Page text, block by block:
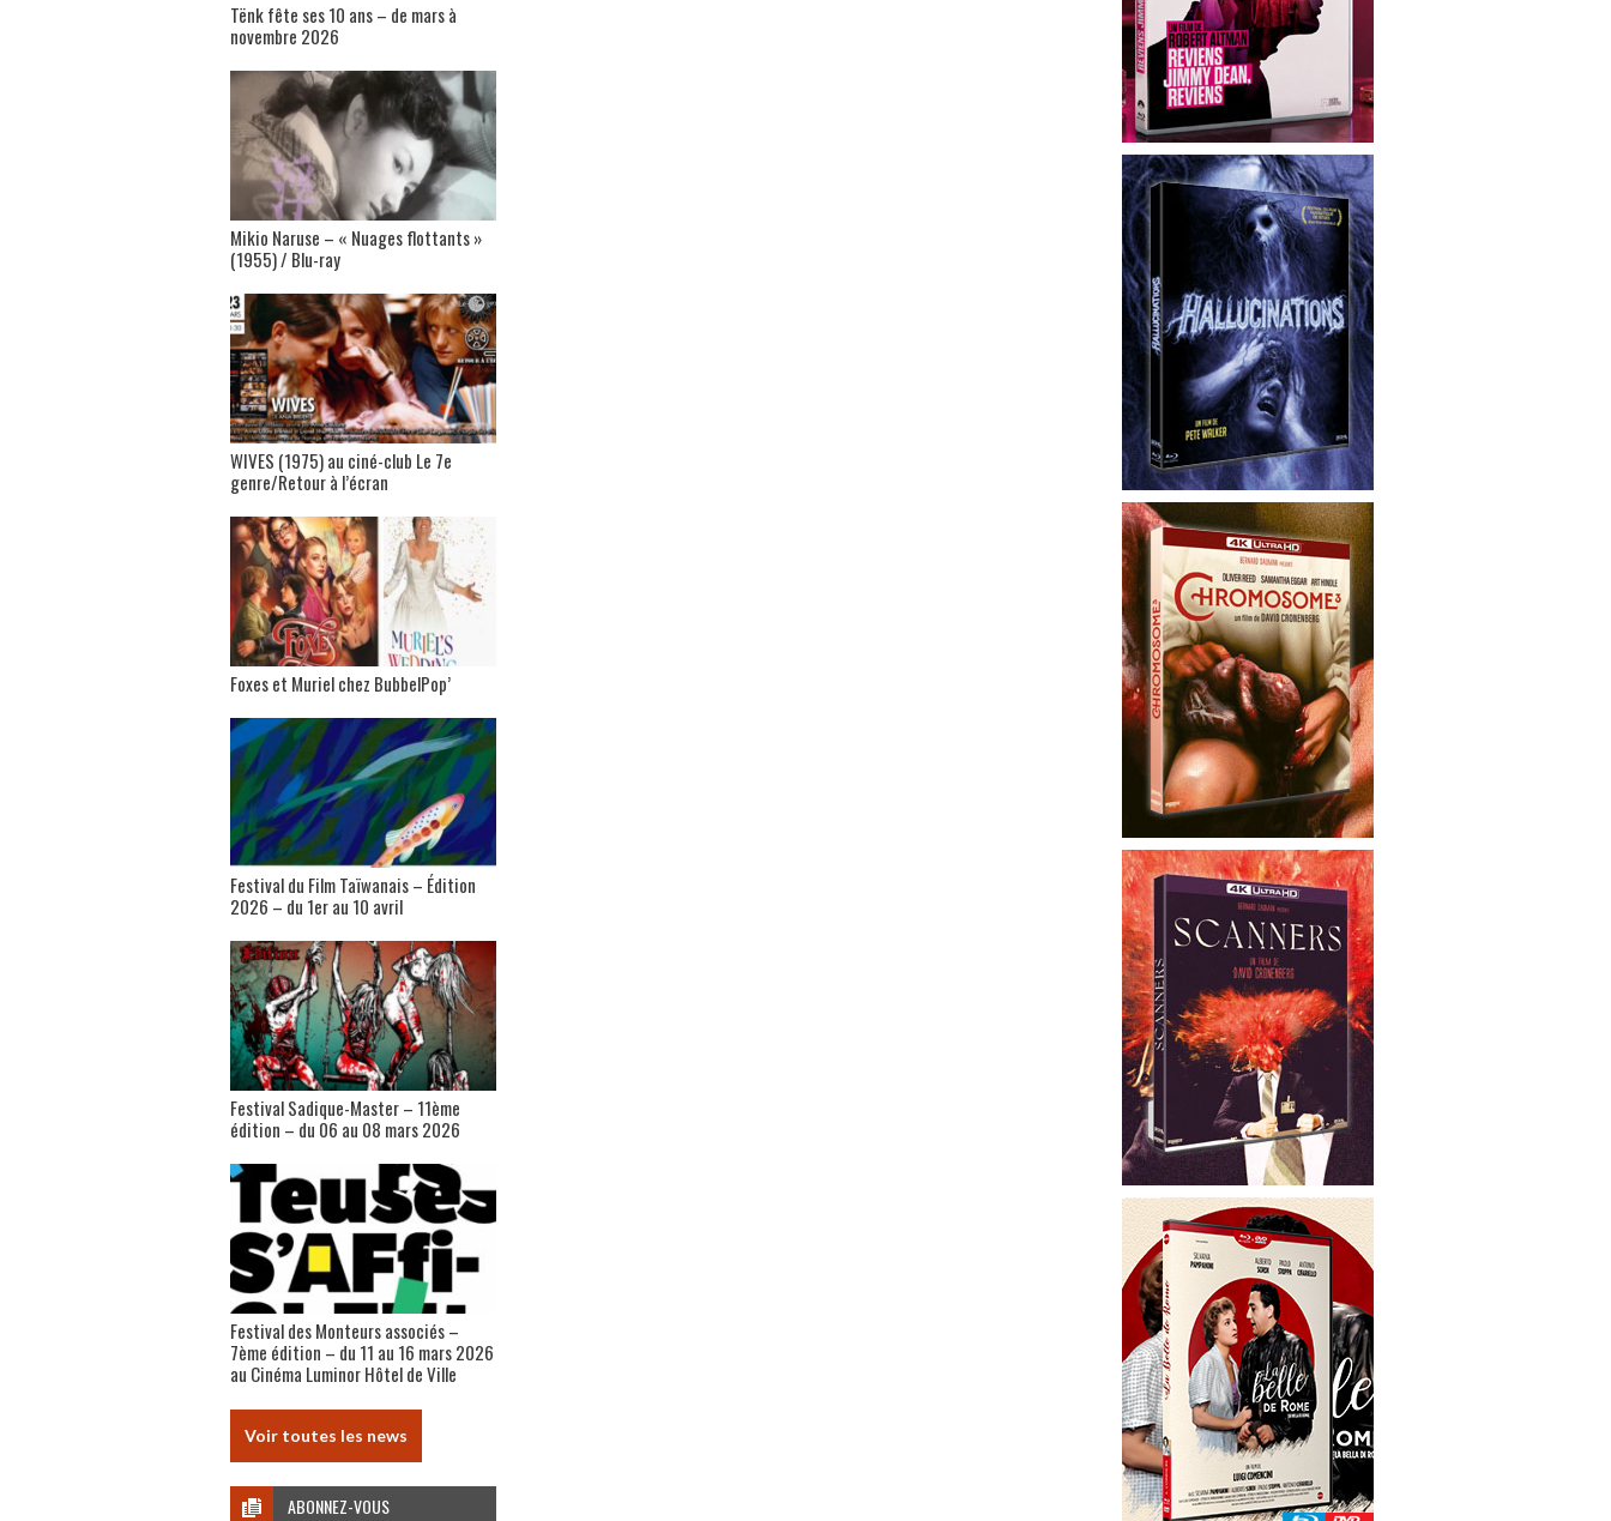
Tënk fête ses 10 ans – de mars à
novembre 2026
Mikio Naruse – « Nuages flottants »
(1955) / Blu-ray
WIVES (1975) au ciné-club Le 7e
genre/Retour à l’écran
Foxes et Muriel chez BubbelPop’
Festival du Film Taïwanais – Édition
2026 – du 1er au 10 avril
Festival Sadique-Master – 11ème
édition – du 06 au 08 mars 2026
Festival des Monteurs associés –
7ème édition – du 11 au 16 mars 2026
au Cinéma Luminor Hôtel de Ville
Voir toutes les news
ABONNEZ-VOUS